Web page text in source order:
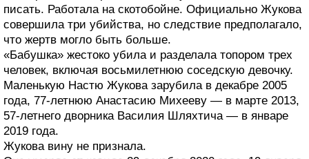
писать. Работала на скотобойне. Официально Жукова
совершила три убийства, но следствие предполагало,
что жертв могло быть больше.
«Бабушка» жестоко убила и разделала топором трех
человек, включая восьмилетнюю соседскую девочку.
Маленькую Настю Жукова зарубила в декабре 2005
года, 77-летнюю Анастасию Михееву — в марте 2013,
57-летнего дворника Василия Шляхтича — в январе
2019 года.
Жукова вину не признала.